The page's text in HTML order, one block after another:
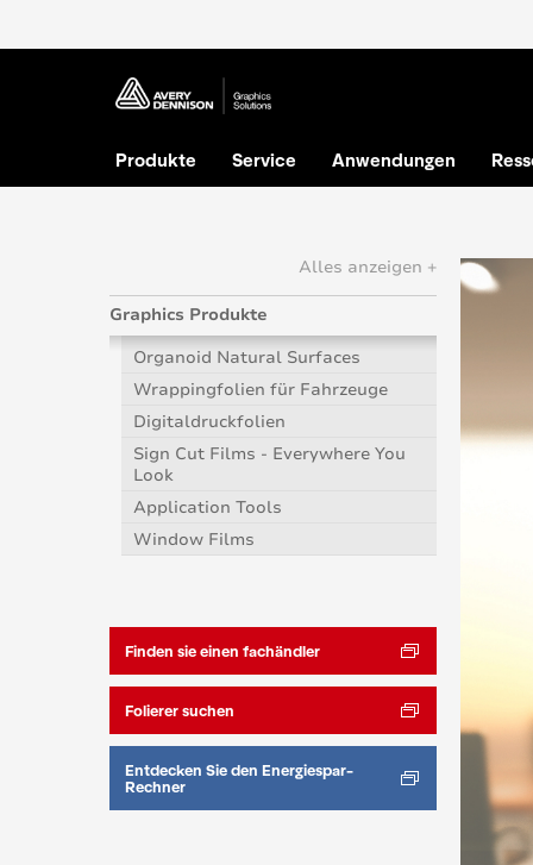
Produkte Service Anwendungen
Alles anzeigen +
Graphics Produkte
Organoid Natural Surfaces
Wrappingfolien für Fahrzeuge
Digitaldruckfolien
Sign Cut Films - Everywhere You
Look
Application Tools
Window Films
Finden sie einen fachändler
Folierer suchen
Entdecken Sie den Energiespar-
Rechner